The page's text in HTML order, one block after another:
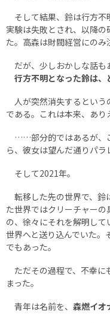
そして結果、鈴は行方不
実験は失敗とされ、以降
た。高森は財閥経営にのみ
だが、少しおかしな話も
行方不明となった鈴は、
人が突然消失するという
である。これは本来、あり
……部分的ではあるが、
ら、彼女は望んだ通りパラ
そして2021年。
転移した先の世界で、鈴
た世界ではクリーチャー
の、徐々にそれを解明し
世界へと送り込んでいた
でもあった。
ただその過程で、不幸に
まった。
青年は名前を、 森燃イオ